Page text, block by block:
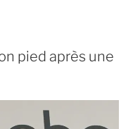
pied après une